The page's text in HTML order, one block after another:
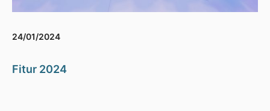
24/01/2024
Fitur 2024